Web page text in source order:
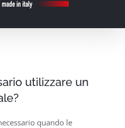
utilizzare un
quando le